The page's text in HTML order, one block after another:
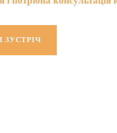
ЗУСТРІЧ